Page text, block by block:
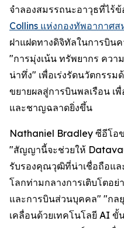
จำลองสมรรถนะอาวุธที่ไร้
Collins แห่งกองทัพอากาศส
ฝาแฝดทางดิจิทัลในการบินค
"การมุ่งเน้น ทรัพยากร ควา
น่าทึ่ง" เพื่อเร่งรัดนวัตกรรม
ขยายผลสู่การบินพลเรือน เ
และชาญฉลาดยิ่งขึ้น
Nathaniel Bradley ซีอีโอ
"สัญญานี้จะช่วยให้
รับรองคุณวุฒิที่น่าเชื่อถือแ
โลกท่ามกลางการเติบโตอ
และการบินส่วนบุคคล" "กล
เคลื่อนด้วยเทคโนโลยี AI